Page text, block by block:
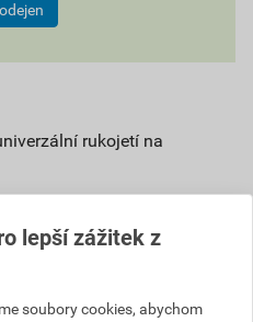
rukojetí na
lepší zážitek z
soubory cookies, abychom